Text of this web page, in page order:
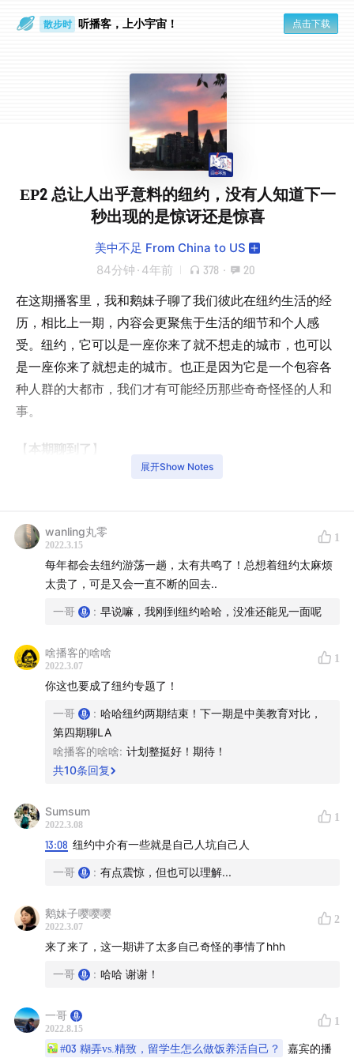
散步时 听播客，上小宇宙！ 点击下载
EP2 总让人出乎意料的纽约，没有人知道下一
秒出现的是惊讶还是惊喜
美中不足 From China to US
84分钟 · 4年前 378 · 20
在这期播客里，我和鹅妹子聊了我们彼此在纽约生活的经
历，相比上一期，内容会更聚焦于生活的细节和个人感
受。纽约，它可以是一座你来了就不想走的城市，也可以
是一座你来了就想走的城市。也正是因为它是一个包容各
种人群的大都市，我们才有可能经历那些奇奇怪怪的人和
事。
【 本期聊到了 】
3:00 纽约人走路特别快
冷漠的纽约人
2. 疫情带来的影响
做好攻略准备看展，没想到被疫情打乱了计划
居家，网课
18:16 线上和同学一起学习
城市（100街）之外的纽约
77:15 碰撞
3. 住在纽约
房价，找房踩坑
16:20 接收不到光的破房子，和老鼠相伴
住在曼哈顿和罗岛和LIC
展开Show Notes
wanling丸零
2022.3.15
1
每年都会去纽约游荡一趟，太有共鸣了！总想着纽约太麻烦
太贵了，可是又会一直不断的回去..
一哥 : 早说嘛，我刚到纽约哈哈，没准还能见一面呢
啥播客的啥啥
2022.3.07
1
你这也要成了纽约专题了！
一哥 : 哈哈纽约两期结束！下一期是中美教育对比，
第四期聊LA
啥播客的啥啥: 计划整挺好！期待！
共10条回复
Sumsum
2022.3.08
1
13:08 纽约中介有一些就是自己人坑自己人
一哥 : 有点震惊，但也可以理解...
鹅妹子嘤嘤嘤
2022.3.07
2
来了来了，这一期讲了太多自己奇怪的事情了hhh
一哥 : 哈哈 谢谢！
一哥
2022.8.15
1
#03 糊弄vs.精致，留学生怎么做饭养活自己？